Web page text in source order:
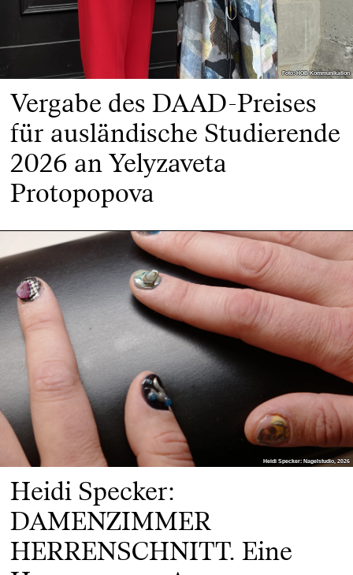
Foto: HGB Kommunikation
Foto: HGB Kommunikation
Vergabe des DAAD-Preises
für ausländische Studierende
2026 an Yelyzaveta
Protopopova
Heidi Specker: Nagelstudio, 2026
Heidi Specker: Nagelstudio, 2026
Heidi Specker:
DAMENZIMMER
HERRENSCHNITT. Eine